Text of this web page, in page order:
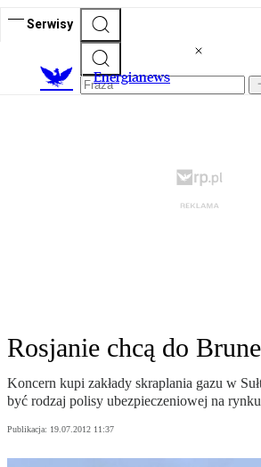
Serwisy
Energianews
Rosjanie chcą do
Koncern kupi zakłady skraplania gazu w
być rodzaj polisy ubezpieczeniowej na
Publikacja: 19.07.2012 11:37